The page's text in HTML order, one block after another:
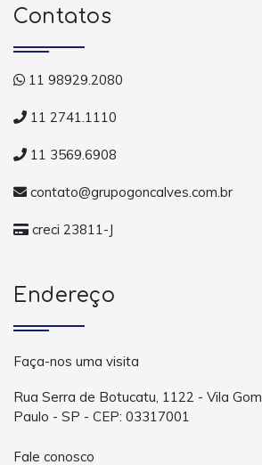
Contatos
11 98929.2080
11 2741.1110
11 3569.6908
contato@grupogoncalves.com.br
creci 23811-J
Endereço
Faça-nos uma visita
Rua Serra de Botucatu, 1122 - Vila
Paulo - SP - CEP: 03317001
Fale conosco